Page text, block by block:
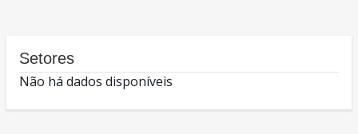
Setores
Não há dados disponíveis